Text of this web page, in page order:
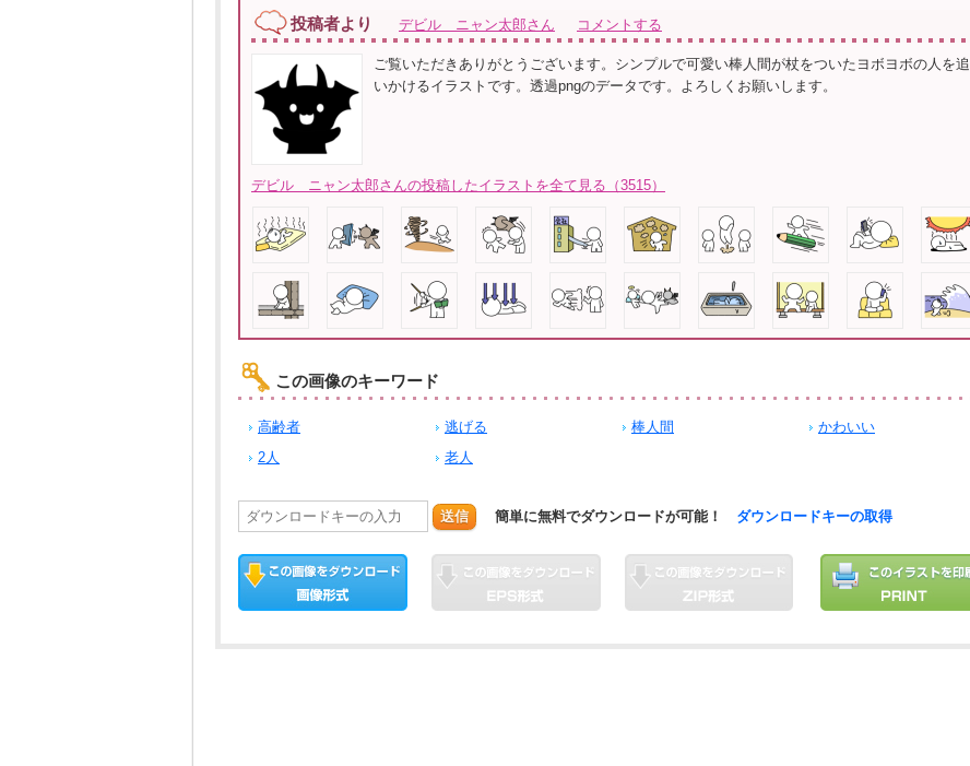
投稿者より デビル ニャン太郎さん コメントする
ご覧いただきありがとうございます。シンプルで可愛い棒人間が杖をついたヨボヨボの人を追
いかけるイラストです。透過pngのデータです。よろしくお願いします。
デビル ニャン太郎さんの投稿したイラストを全て見る（3515）
この画像のキーワード
高齢者 逃げる 棒人間
かわいい
2人
老人
送信 簡単に無料でダウンロードが可能！ ダウンロードキーの取得